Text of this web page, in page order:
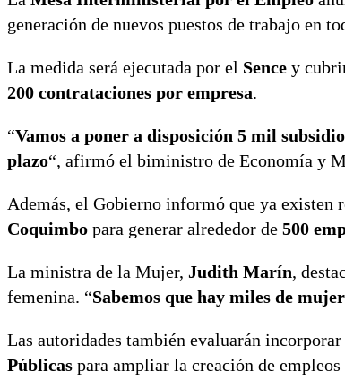
generación de nuevos puestos de trabajo en
La medida será ejecutada por el Sence y
200 contrataciones por empresa.
“Vamos a poner a disposición 5 mil
plazo“, afirmó el biministro de Economía y
Además, el Gobierno informó que ya existen
Coquimbo para generar alrededor de 500
La ministra de la Mujer, Judith Marín,
femenina. “Sabemos que hay miles de
Las autoridades también evaluarán
Públicas para ampliar la creación de empleos